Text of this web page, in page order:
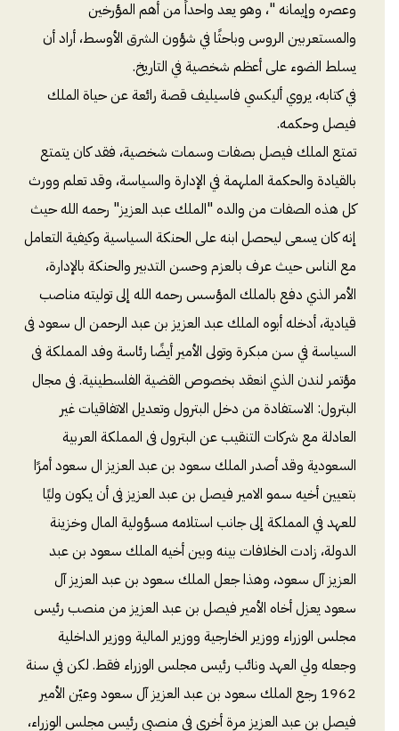
وعصره وإيمانه "، وهو يعد واحداً من أهم المؤرخين
والمستعربين الروس وباحثًا في شؤون الشرق الأوسط، أراد أن
يسلط الضوء على أعظم شخصية في التاريخ.
في كتابه، يروي أليكسي فاسيليف قصة رائعة عن حياة الملك
فيصل وحكمه.
تمتع الملك فيصل بصفات وسمات شخصية، فقد كان يتمتع
بالقيادة والحكمة الملهمة في الإدارة والسياسة، وقد تعلم وورث
كل هذه الصفات من والده "الملك عبد العزيز" رحمه الله حيث
إنه كان يسعى ليحصل ابنه على الحنكة السياسية وكيفية التعامل
مع الناس حيث عرف بالعزم وحسن التدبير والحنكة بالإدارة،
الأمر الذي دفع بالملك المؤسس رحمه الله إلى توليته مناصب
قيادية، أدخله أبوه الملك عبد العزيز بن عبد الرحمن ال سعود فى
السياسة في سن مبكرة وتولى الأمير أيضًا رئاسة وفد المملكة فى
مؤتمر لندن الذي انعقد بخصوص القضية الفلسطينية. فى مجال
البترول: الاستفادة من دخل البترول وتعديل الاتفاقيات غير
العادلة مع شركات التنقيب عن البترول فى المملكة العربية
السعودية وقد أصدر الملك سعود بن عبد العزيز ال سعود أمرًا
بتعيين أخيه سمو الامير فيصل بن عبد العزيز فى أن يكون وليًا
للعهد في المملكة إلى جانب استلامه مسؤولية المال وخزينة
الدولة، زادت الخلافات بينه وبين أخيه الملك سعود بن عبد
العزيز آل سعود، وهذا جعل الملك سعود بن عبد العزيز آل
سعود يعزل أخاه الأمير فيصل بن عبد العزيز من منصب رئيس
مجلس الوزراء ووزير الخارجية ووزير المالية ووزير الداخلية
وجعله ولي العهد ونائب رئيس مجلس الوزراء فقط. لكن في سنة
1962 رجع الملك سعود بن عبد العزيز آل سعود وعيّن الأمير
فيصل بن عبد العزيز مرة أخرى فى منصبي رئيس مجلس الوزراء،